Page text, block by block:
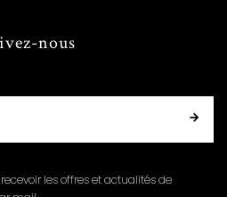
nous
les offres et actualités de